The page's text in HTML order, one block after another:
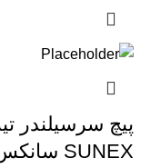
SUNEX سانکس